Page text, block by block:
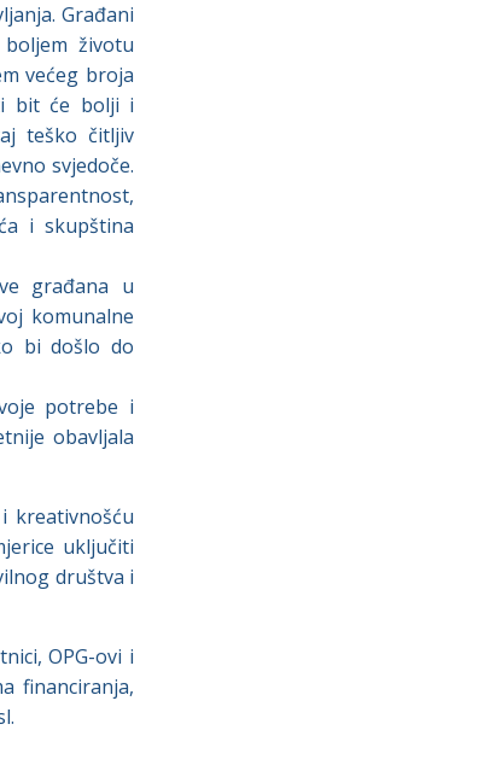
Građani
životu
većeg broja
bit će bolji i
teško čitljiv
svjedoče.
i skupština
građana u
komunalne
bi došlo do
potrebe i
obavljala
kreativnošću
uključiti
društva i
OPG-ovi i
financiranja,